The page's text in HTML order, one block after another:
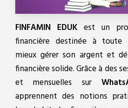
FINFAMIN EDUKest un
financière destinée à toute
mieux gérer son argent et
financière solide. Grâce à des
et mensuelles sur
apprennent des notions